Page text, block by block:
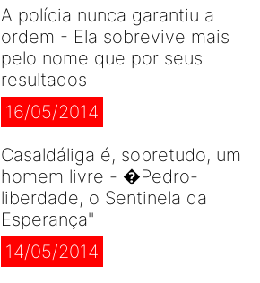
A polícia nunca garantiu a
ordem - Ela sobrevive mais
pelo nome que por seus
resultados
16/05/2014
Casaldáliga é, sobretudo, um
homem livre - �Pedro-
liberdade, o Sentinela da
Esperança"
14/05/2014